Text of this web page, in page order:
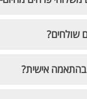
שולחים?
בהתאמה אישית?